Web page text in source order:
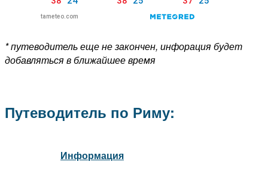
* путеводитель еще не закончен, инфорация будет
добавляться в ближайшее время
Путеводитель по Риму:
Информация